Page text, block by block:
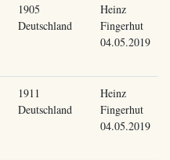
1905
Deutschland
Heinz
Fingerhut
04.05.2019
1911
Deutschland
Heinz
Fingerhut
04.05.2019